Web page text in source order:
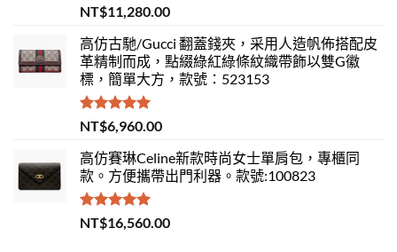
評分5.00
滿分 5
NT$11,280.00
高仿古馳/Gucci 翻蓋錢夾，采用人造帆佈搭配皮
革精制而成，點綴綠紅綠條紋織帶飾以雙G徽
標，簡單大方，款號：523153
評分 5.00
滿分 5
NT$6,960.00
高仿賽琳Celine新款時尚女士單肩包，專櫃同
款。方便攜帶出門利器。款號:100823
評分5.00
滿分 5
NT$16,560.00